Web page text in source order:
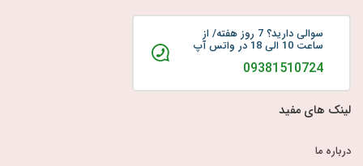
سوالی دارید؟ 7 روز هفته/ از
ساعت 10 الی 18 در واتس آپ
09381510724
لینک های مفید
درباره ما